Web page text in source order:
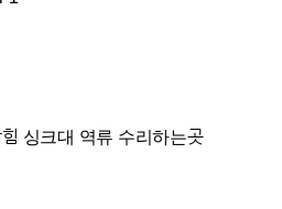
싱크대 역류 수리하는곳